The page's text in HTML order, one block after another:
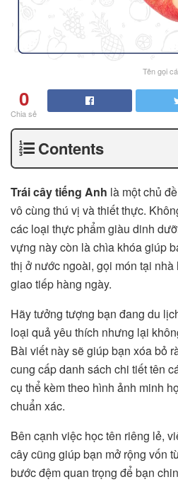
Tên gọi
0
Chia sẻ
Contents
Trái cây tiếng Anh là một chủ
vô cùng thú vị và thiết thực.
các loại thực phẩm giàu dinh
vựng này còn là chìa khóa giúp
thị ở nước ngoài, gọi món tại
giao tiếp hàng ngày.
Hãy tưởng tượng bạn đang du
loại quả yêu thích nhưng lại
Bài viết này sẽ giúp bạn xóa bỏ
cung cấp danh sách chi tiết tên
cụ thể kèm theo hình ảnh minh
chuẩn xác.
Bên cạnh việc học tên riêng lẻ,
cây cũng giúp bạn mở rộng vốn
bước đệm quan trọng để bạn